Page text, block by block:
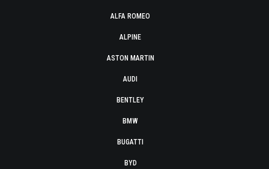
ALFA ROMEO
ALPINE
ASTON MARTIN
AUDI
BENTLEY
BMW
BUGATTI
BYD